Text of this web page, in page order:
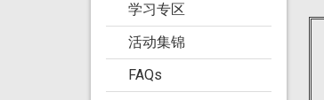
学习专区
活动集锦
FAQs